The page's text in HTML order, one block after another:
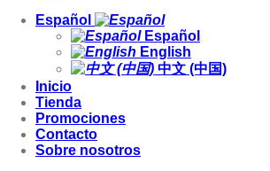
Español
Español
English
中文 (中国)
Inicio
Tienda
Promociones
Contacto
Sobre nosotros